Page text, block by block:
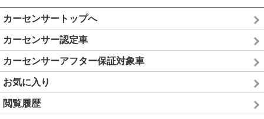
カーセンサートップへ
カーセンサー認定車
カーセンサーアフター保証対象車
お気に入り
閲覧履歴